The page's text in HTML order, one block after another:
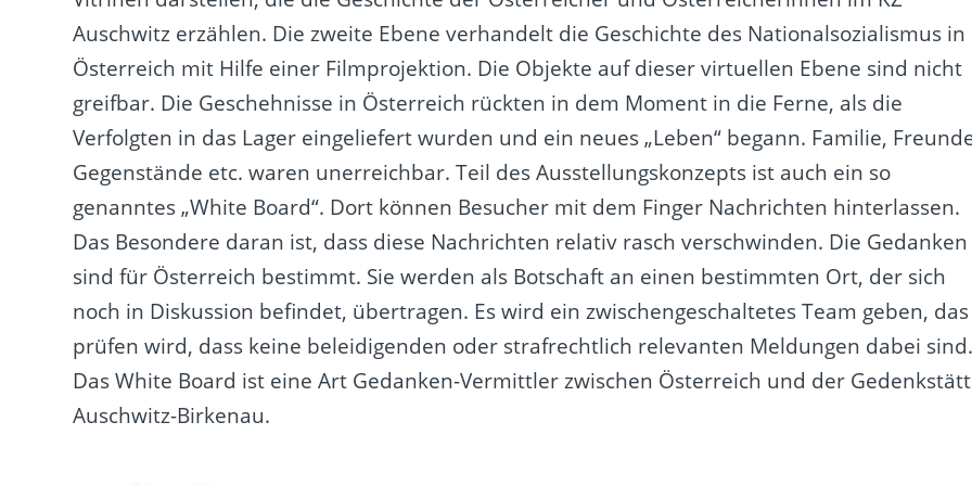
Auschwitz erzählen. Die zweite Ebene verhandelt die Geschichte des Nationalsozialismus in
Österreich mit Hilfe einer Filmprojektion. Die Objekte auf dieser virtuellen Ebene sind nicht
greifbar. Die Geschehnisse in Österreich rückten in dem Moment in die Ferne, als die
Verfolgten in das Lager eingeliefert wurden und ein neues „Leben“ begann. Familie,
Gegenstände etc. waren unerreichbar. Teil des Ausstellungskonzepts ist auch ein so
genanntes „White Board“. Dort können Besucher mit dem Finger Nachrichten hinterlassen.
Das Besondere daran ist, dass diese Nachrichten relativ rasch verschwinden. Die Gedanken
sind für Österreich bestimmt. Sie werden als Botschaft an einen bestimmten Ort, der sich
noch in Diskussion befindet, übertragen. Es wird ein zwischengeschaltetes Team geben, das
prüfen wird, dass keine beleidigenden oder strafrechtlich relevanten Meldungen dabei sind.
Das White Board ist eine Art Gedanken-Vermittler zwischen Österreich und der
Auschwitz-Birkenau.